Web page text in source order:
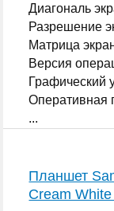
Диагональ
Разрешение
Матрица
Версия
Графический
Оперативная
...
Планшет
Cream